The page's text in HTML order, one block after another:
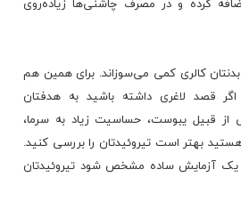
کرده و در مصرف چاشنی‌ها زیاده‌روی
بدنتان کالری کمی می‌سوزاند. برای همین هم
قصد لاغری داشته باشید به هدفتان
از قبیل یبوست، حساسیت زیاد به سرما،
بهتر است تیروئیدتان را بررسی کنید.
یک آزمایش ساده مشخص شود تیروئیدتان